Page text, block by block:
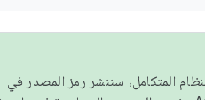
في النظام المتكامل، سننشر رمز المصدر في